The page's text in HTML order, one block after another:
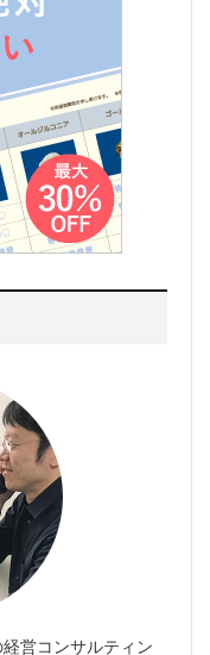
営コンサルティン